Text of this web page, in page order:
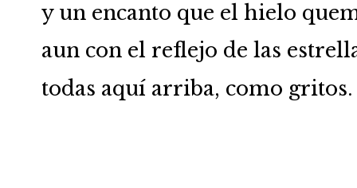
y un encanto que el hielo
aun con el reflejo de las
todas aquí arriba, como gritos.